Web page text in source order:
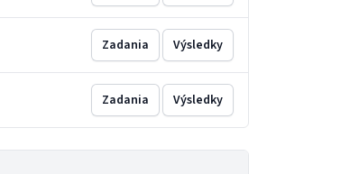
Zadania Výsledky
Zadania Výsledky